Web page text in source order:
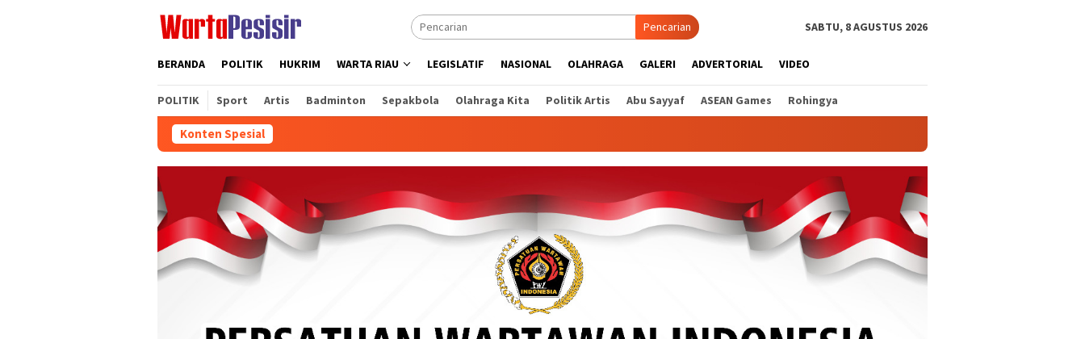
Pencarian SABTU, 8 AGUSTUS 2026
BERANDA POLITIK HUKRIM WARTA RIAU LEGISLATIF NASIONAL OLAHRAGA GALERI ADVERTORIAL VIDEO
POLITIK Sport Artis Badminton Sepakbola Olahraga Kita Politik Artis Abu Sayyaf ASEAN Games Rohingya
Konten Spesial